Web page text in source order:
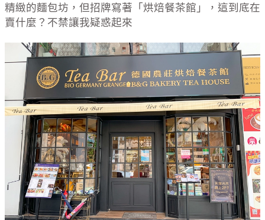
精緻的麵包坊，但招牌寫著「烘焙餐茶館」，這到底在
賣什麼？不禁讓我疑惑起來